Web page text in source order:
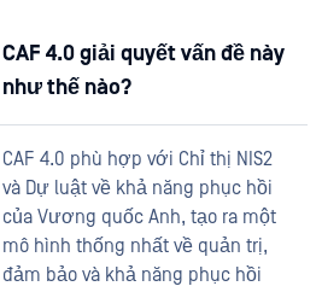
CAF 4.0 giải quyết vấn đề này
như thế nào?
CAF 4.0 phù hợp với Chỉ thị NIS2
và Dự luật về khả năng phục hồi
của Vương quốc Anh, tạo ra một
mô hình thống nhất về quản trị,
đảm bảo và khả năng phục hồi